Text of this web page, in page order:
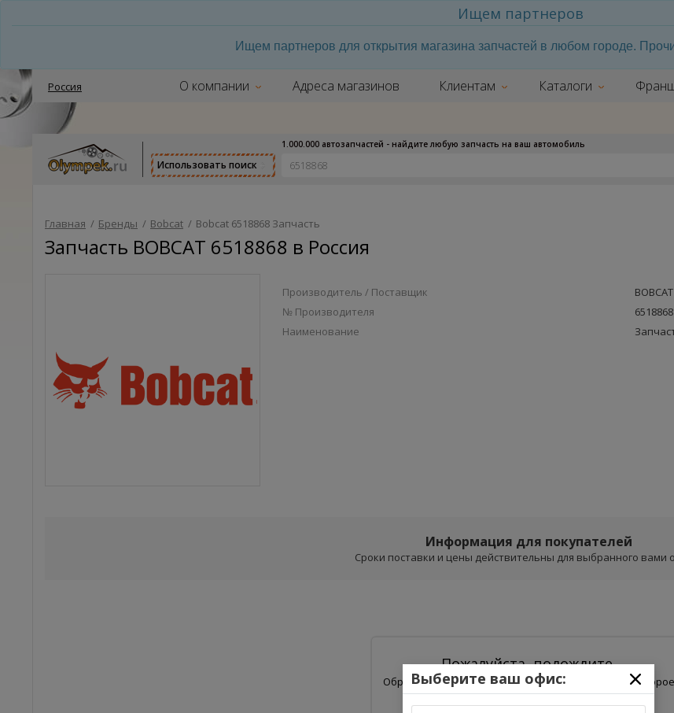
Ищем партнеров
Ищем партнеров для открытия магазина запчастей в любом городе.
Россия О компании Адреса магазинов Клиентам Каталоги
Использовать поиск
1.000.000 автозапчастей - найдите любую запчасть на ваш автомобиль
Главная / Бренды / Bobcat / Bobcat 6518868 Запчасть
Запчасть BOBCAT 6518868 в Россия
Производитель / Поставщик
BOBCAT
№ Производителя
6518868
Наименование
Информация для покупателей
Сроки поставки и цены действительны для выбранного вами
Пожалуйста, подождите.
Обработка результатов поиска может занять некоторое
время.
Выберите ваш офис: